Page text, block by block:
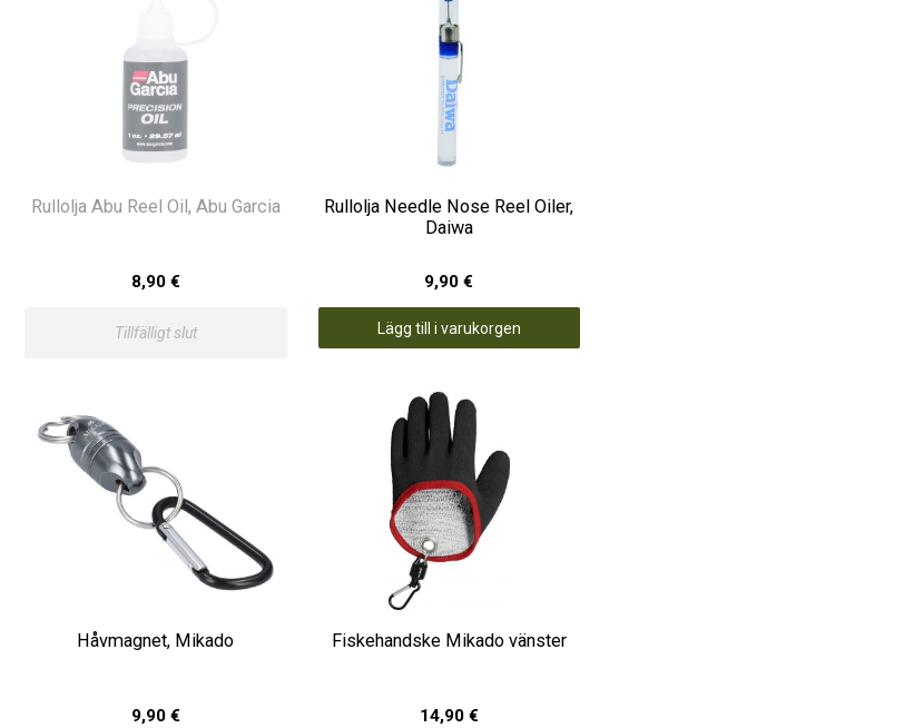
Rullolja Abu Reel Oil, Abu Garcia
8,90 €
Tillfälligt slut
Rullolja Needle Nose Reel Oiler,
Daiwa
9,90 €
Lägg till i varukorgen
Håvmagnet, Mikado
9,90 €
Fiskehandske Mikado vänster
14,90 €